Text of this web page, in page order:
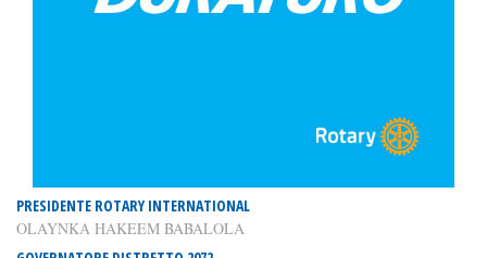
PRESIDENTE ROTARY INTERNATIONAL
OLAYNKA HAKEEM BABALOLA